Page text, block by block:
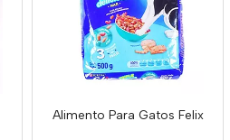
Alimento Para Gatos Felix